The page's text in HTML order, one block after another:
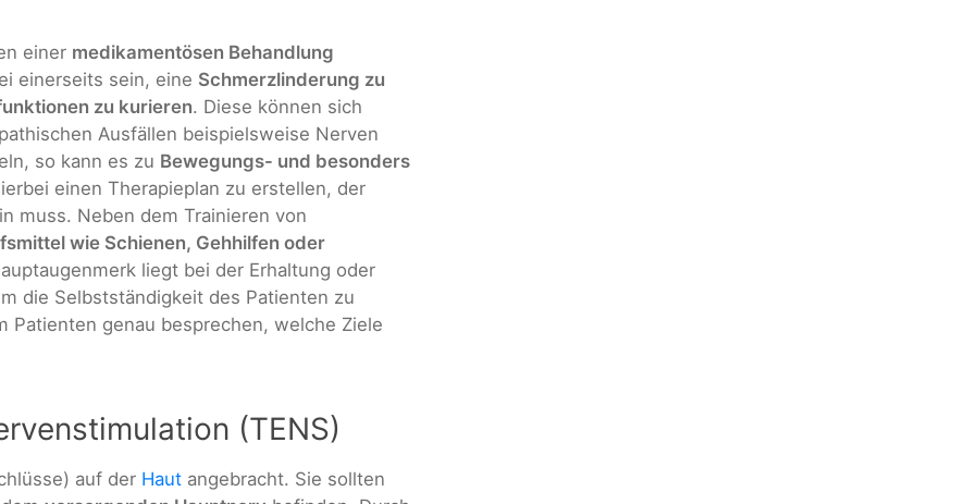
einer medikamentösen Behandlung
einerseits sein, eine Schmerzlinderung zu
zu kurieren. Diese können sich
Ausfällen beispielsweise Nerven
so kann es zu Bewegungs- und besonders
einen Therapieplan zu erstellen, der
muss. Neben dem Trainieren von
wie Schienen, Gehhilfen oder
liegt bei der Erhaltung oder
die Selbstständigkeit des Patienten zu
genau besprechen, welche Ziele
(TENS)
auf der Haut angebracht. Sie sollten